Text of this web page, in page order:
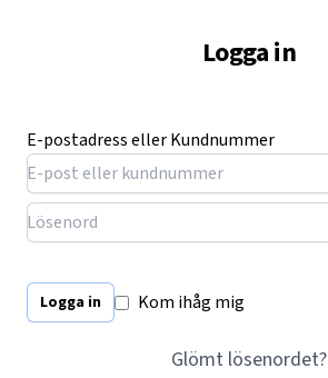
Logga in
E-postadress eller Kundnummer
Logga in Kom ihåg mig
Glömt lösenordet?